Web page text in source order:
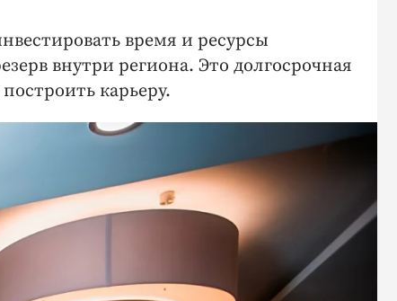
время и ресурсы
внутри региона. Это долгосрочная
карьеру.